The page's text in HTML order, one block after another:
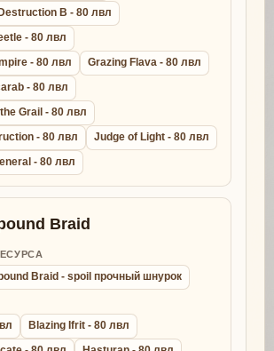
B - 80 лвл
- 80 лвл
- 80 лвл
Grazing Flava - 80 лвл
- 80 лвл
Grail - 80 лвл
- 80 лвл
Judge of Light - 80 лвл
- 80 лвл
Braid
Braid - spoil прочный шнурок
Blazing Ifrit - 80 лвл